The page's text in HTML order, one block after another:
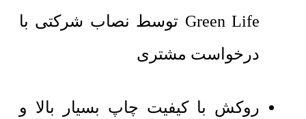
Green Life توسط نصاب شرکتی با
درخواست مشتری
روکش با کیفیت چاپ بسیار بالا و